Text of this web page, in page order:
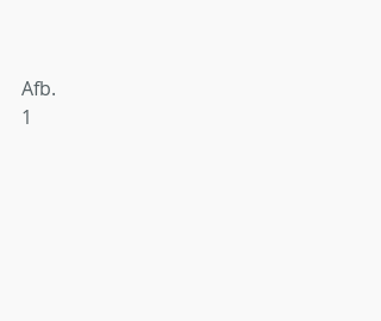
Afb.
1